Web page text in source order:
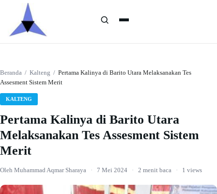
Beranda / Kalteng / Pertama Kalinya di Barito Utara Melaksanakan Tes
Assesment Sistem Merit
KALTENG
Pertama Kalinya di Barito Utara
Melaksanakan Tes Assesment Sistem
Merit
Oleh Muhammad Aqmar Sharaya · 7 Mei 2024 · 2 menit baca · 1 views